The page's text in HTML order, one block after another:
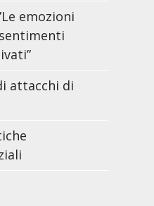
emozioni
attacchi di